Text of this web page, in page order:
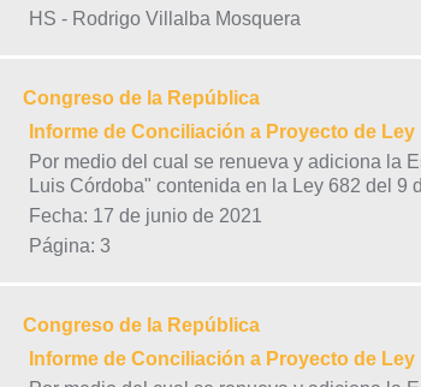
HS - Rodrigo Villalba Mosquera
Congreso de la República
Informe de Conciliación a Proyecto de Ley
Por medio del cual se renueva y adiciona la
Luis Córdoba" contenida en la Ley 682 del 9
Fecha: 17 de junio de 2021
Página: 3
Congreso de la República
Informe de Conciliación a Proyecto de Ley